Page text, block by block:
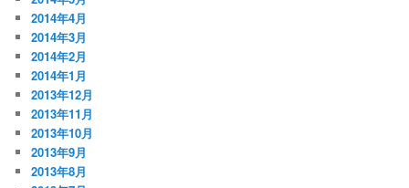
2014年4月
2014年3月
2014年2月
2014年1月
2013年12月
2013年11月
2013年10月
2013年9月
2013年8月